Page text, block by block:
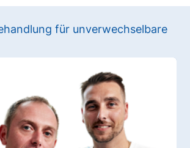
für unverwechselbare